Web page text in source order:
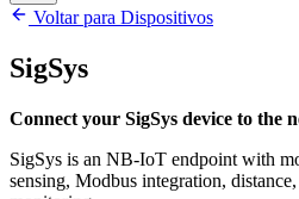
Voltar para Dispositivos
SigSys
Connect your SigSys device to the
SigSys is an NB-IoT endpoint with
sensing, Modbus integration,